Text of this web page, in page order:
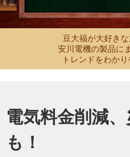
豆大福が大好き
安川電機の製品に
トレンドをわか
電気料金削減
も！